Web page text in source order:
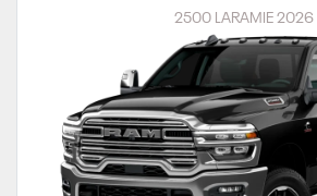
2500 LARAMIE 2026